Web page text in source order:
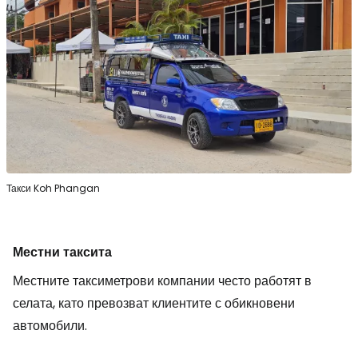
Такси Koh Phangan
Местни таксита
Местните таксиметрови компании често работят в
селата, като превозват клиентите с обикновени
автомобили.